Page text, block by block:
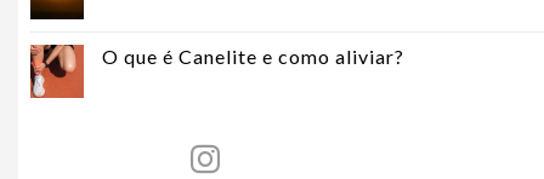
O que é Canelite e como aliviar?